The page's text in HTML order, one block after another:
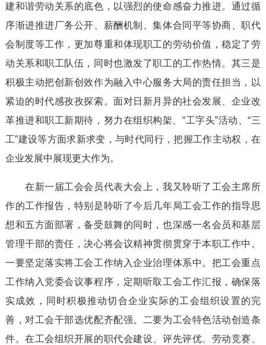
建和谐劳动关系的底色，以强烈的使命感奋力推进。通过循
序渐进推进厂务公开、薪酬机制、集体合同平等协商、职代
会制度等工作，更加尊重和体现职工的劳动价值，稳定了劳
动关系和职工队伍，同时也激发了职工的工作热情。其三是
积极主动把创新创效作为融入中心服务大局的责任担当，以
紧迫的时代感孜孜探索。面对日新月异的社会发展、企业改
革推进和职工新期待，努力在组织构架、“工字头”活动、“三
工”建设等方面求新求变，与时代同行，把握工作主动权，在
企业发展中展现更大作为。
在新一届工会会员代表大会上，我又聆听了工会主席所
作的工作报告，特别是聆听了今后几年局工会工作的指导思
想和五方面部署，备受鼓舞的同时，也深感一名会员和基层
管理干部的责任，决心将会议精神贯彻贯穿于本职工作中。
一要坚定落实将工会工作纳入企业治理体系中。把工会重点
工作纳入党委会议事程序，定期听取工会工作汇报，确保落
实成效，同时积极推动切合企业实际的工会组织设置的完
善，对工会干部选优配齐配强。二要为工会特色活动创造条
件。在工会组织开展的职代会建设、评先评优、劳动竞赛、